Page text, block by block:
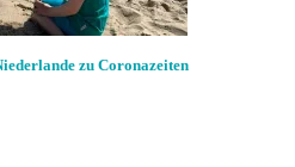
zu Coronazeiten